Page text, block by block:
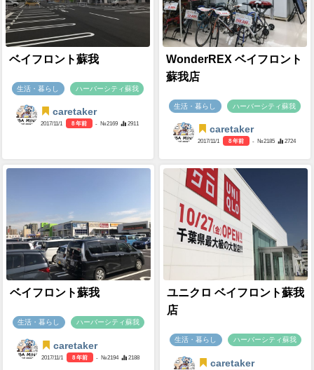
ベイフロント蘇我
生活・暮らし ハーバーシティ蘇我
caretaker
2017/11/1 8 年前 - №2169 2911
WonderREX ベイフロント
蘇我店
生活・暮らし ハーバーシティ蘇我
caretaker
2017/11/1 8 年前 - №2185 2724
ベイフロント蘇我
生活・暮らし ハーバーシティ蘇我
caretaker
2017/11/1 8 年前 - №2194 2188
ユニクロ ベイフロント蘇我
店
生活・暮らし ハーバーシティ蘇我
caretaker